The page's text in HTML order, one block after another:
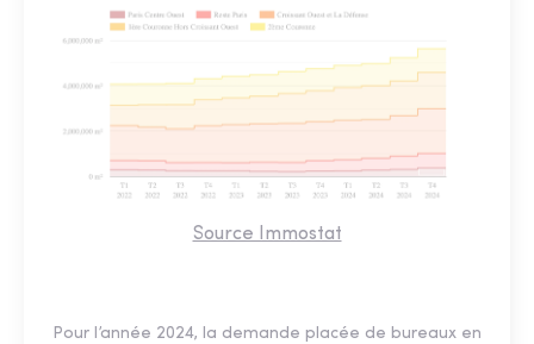
Source Immostat
Pour l’année 2024, la demande placée de bureaux en